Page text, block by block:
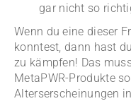
gar nicht so
Wenn du eine dieser
konntest, dann hast
zu kämpfen! Das
MetaPWR-Produkte
Alterserscheinungen